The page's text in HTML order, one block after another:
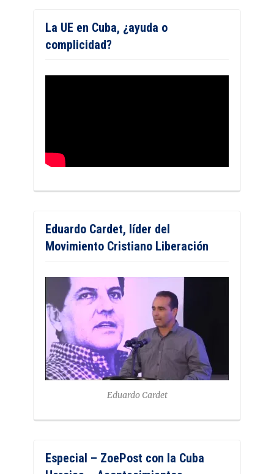
La UE en Cuba, ¿ayuda o
complicidad?
Eduardo Cardet, líder del
Movimiento Cristiano Liberación
Eduardo Cardet
Especial – ZoePost con la Cuba